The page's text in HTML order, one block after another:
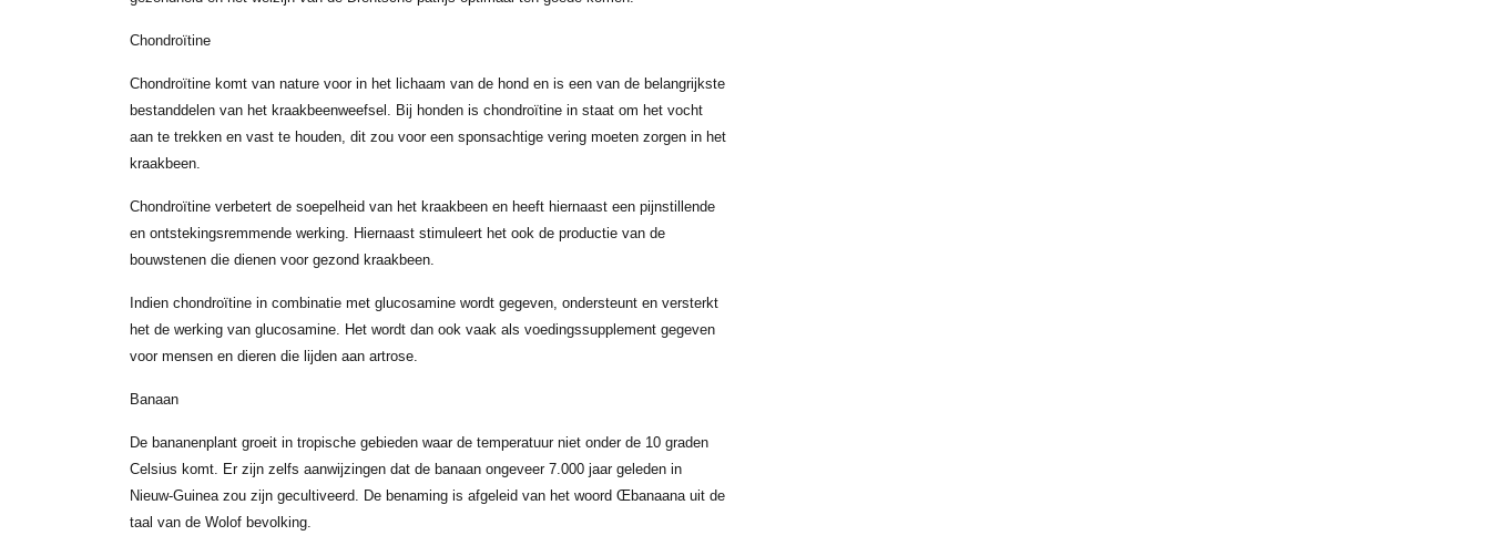
Chondroïtine
Chondroïtine komt van nature voor in het lichaam van de hond en is een van de belangrijkste
bestanddelen van het kraakbeenweefsel. Bij honden is chondroïtine in staat om het vocht
aan te trekken en vast te houden, dit zou voor een sponsachtige vering moeten zorgen in het
kraakbeen.
Chondroïtine verbetert de soepelheid van het kraakbeen en heeft hiernaast een pijnstillende
en ontstekingsremmende werking. Hiernaast stimuleert het ook de productie van de
bouwstenen die dienen voor gezond kraakbeen.
Indien chondroïtine in combinatie met glucosamine wordt gegeven, ondersteunt en versterkt
het de werking van glucosamine. Het wordt dan ook vaak als voedingssupplement gegeven
voor mensen en dieren die lijden aan artrose.
Banaan
De bananenplant groeit in tropische gebieden waar de temperatuur niet onder de 10 graden
Celsius komt. Er zijn zelfs aanwijzingen dat de banaan ongeveer 7.000 jaar geleden in
Nieuw-Guinea zou zijn gecultiveerd. De benaming is afgeleid van het woord Œbanaana uit de
taal van de Wolof bevolking.